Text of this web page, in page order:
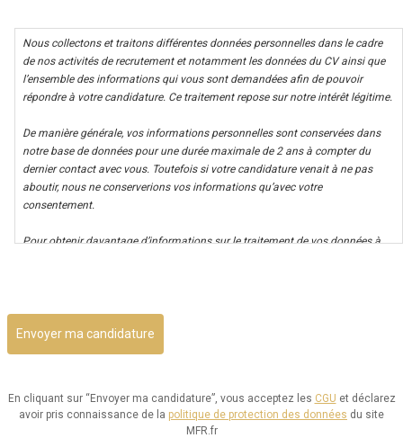
Nous collectons et traitons différentes données personnelles dans le cadre
de nos activités de recrutement et notamment les données du CV ainsi que
l’ensemble des informations qui vous sont demandées afin de pouvoir
répondre à votre candidature. Ce traitement repose sur notre intérêt légitime.
De manière générale, vos informations personnelles sont conservées dans
notre base de données pour une durée maximale de 2 ans à compter du
dernier contact avec vous. Toutefois si votre candidature venait à ne pas
aboutir, nous ne conserverions vos informations qu’avec votre
consentement.
Pour obtenir davantage d’informations sur le traitement de vos données à
Il vous est possible d’avoir un accès à vos données, ainsi que de les rectifier,
ou d’exercer votre droit à la limitation de leur utilisation. Par ailleurs, vous
disposez d’un droit d’opposition à cette utilisation et d’effacement de ces
Vous pouvez consulter le site de la CNIL.fr ou
En cliquant sur “Envoyer ma candidature”, vous acceptez les CGU et déclarez
avoir pris connaissance de la politique de protection des données du site
MFR.fr